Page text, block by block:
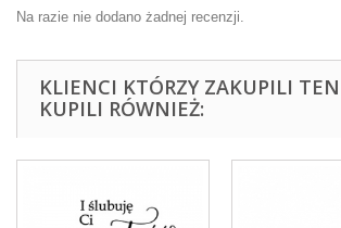
Na razie nie dodano żadnej recenzji.
KLIENCI KTÓRZY ZAKUPILI
KUPILI RÓWNIEŻ: